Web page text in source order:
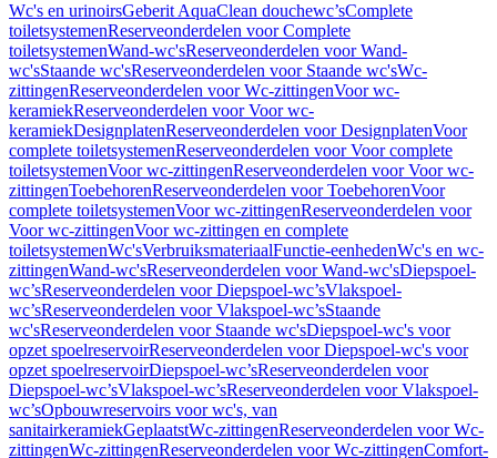
Wc's en urinoirsGeberit AquaClean douchewc’sComplete
toiletsystemenReserveonderdelen voor Complete
toiletsystemenWand-wc'sReserveonderdelen voor Wand-
wc'sStaande wc'sReserveonderdelen voor Staande wc'sWc-
zittingenReserveonderdelen voor Wc-zittingenVoor wc-
keramiekReserveonderdelen voor Voor wc-
keramiekDesignplatenReserveonderdelen voor DesignplatenVoor
complete toiletsystemenReserveonderdelen voor Voor complete
toiletsystemenVoor wc-zittingenReserveonderdelen voor Voor wc-
zittingenToebehorenReserveonderdelen voor ToebehorenVoor
complete toiletsystemenVoor wc-zittingenReserveonderdelen voor
Voor wc-zittingenVoor wc-zittingen en complete
toiletsystemenWc'sVerbruiksmateriaalFunctie-eenhedenWc's en wc-
zittingenWand-wc'sReserveonderdelen voor Wand-wc'sDiepspoel-
wc’sReserveonderdelen voor Diepspoel-wc’sVlakspoel-
wc’sReserveonderdelen voor Vlakspoel-wc’sStaande
wc'sReserveonderdelen voor Staande wc'sDiepspoel-wc's voor
opzet spoelreservoirReserveonderdelen voor Diepspoel-wc's voor
opzet spoelreservoirDiepspoel-wc’sReserveonderdelen voor
Diepspoel-wc’sVlakspoel-wc’sReserveonderdelen voor Vlakspoel-
wc’sOpbouwreservoirs voor wc's, van
sanitairkeramiekGeplaatstWc-zittingenReserveonderdelen voor Wc-
zittingenWc-zittingenReserveonderdelen voor Wc-zittingenComfort-